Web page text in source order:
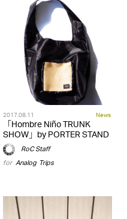
2017.08.11 News
「Hombre Niño TRUNK
SHOW」by PORTER STAND
RoC Staff
for Analog, Trips